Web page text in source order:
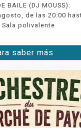
BAILE (DJ MOUSS):
de las 20:00
Sala polivalente
saber más